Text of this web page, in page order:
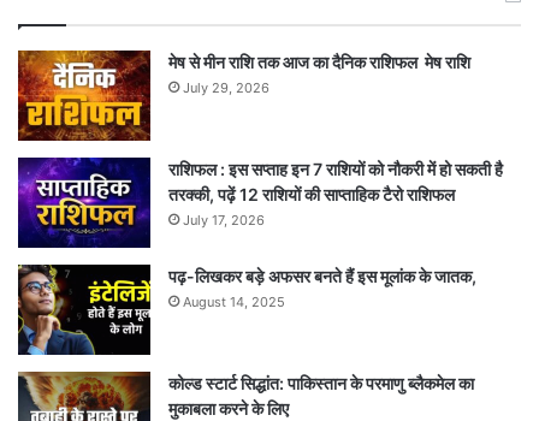
मेष से मीन राशि तक आज का दैनिक राशिफल मेष राशि
July 29, 2026
राशिफल : इस सप्ताह इन 7 राशियों को नौकरी में हो सकती है
तरक्की, पढ़ें 12 राशियों की साप्ताहिक टैरो राशिफल
July 17, 2026
पढ़-लिखकर बड़े अफसर बनते हैं इस मूलांक के जातक,
August 14, 2025
कोल्ड स्टार्ट सिद्धांत: पाकिस्तान के परमाणु ब्लैकमेल का
मुकाबला करने के लिए